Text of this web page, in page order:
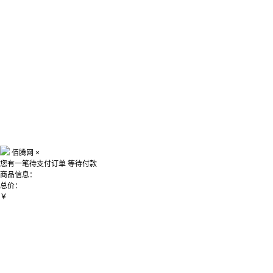
佰腾网 ×
您有一笔待支付订单 等待付款
商品信息：
总价：
￥